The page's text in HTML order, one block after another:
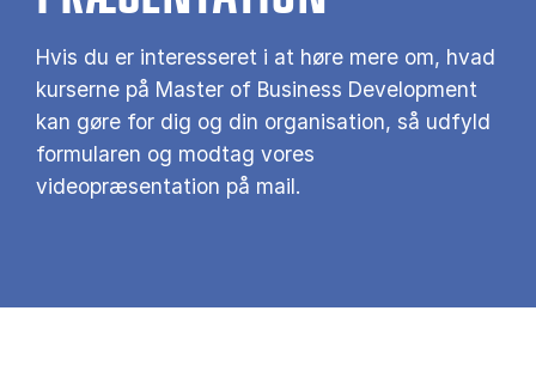
Hvis du er interesseret i at høre mere om, hvad
kurserne på Master of Business Development
kan gøre for dig og din organisation, så udfyld
formularen og modtag vores
videopræsentation på mail.